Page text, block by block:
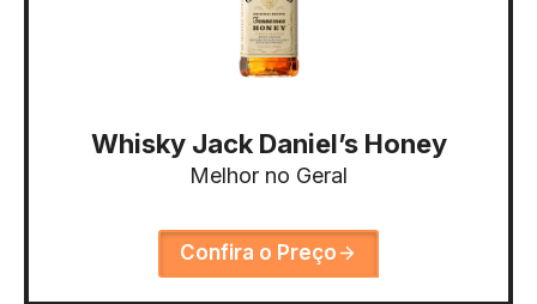
Whisky Jack Daniel’s Honey
Melhor no Geral
Confira o Preço